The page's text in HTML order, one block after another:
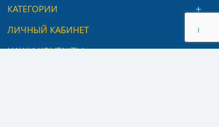
КАТЕГОРИИ
ЛИЧНЫЙ КАБИНЕТ
НАШИ КОНТАКТЫ